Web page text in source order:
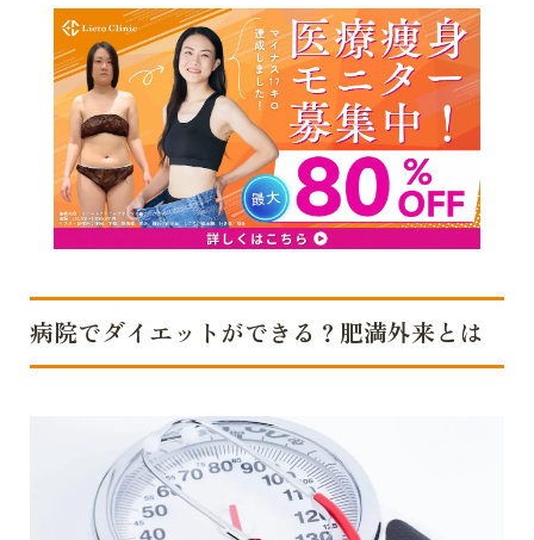
病院でダイエットができる？肥満外来とは